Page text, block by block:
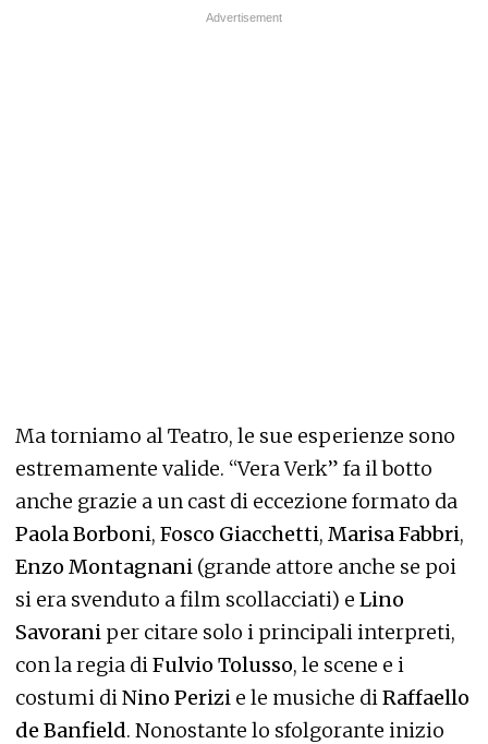
Ma torniamo al Teatro, le sue esperienze sono
estremamente valide. “Vera Verk” fa il botto
anche grazie a un cast di eccezione formato da
Paola Borboni, Fosco Giacchetti, Marisa Fabbri,
Enzo Montagnani (grande attore anche se poi
si era svenduto a film scollacciati) e Lino
Savorani per citare solo i principali interpreti,
con la regia diFulvio Tolusso, le scene e i
costumi diNino Perizi e le musiche diRaffaello
de Banfield. Nonostante lo sfolgorante inizio